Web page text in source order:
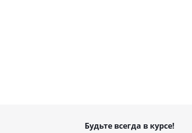
Будьте всегда в курсе!